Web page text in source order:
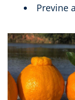
Previne